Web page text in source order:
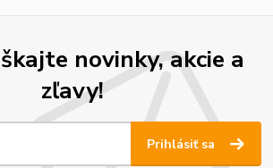
novinky, akcie a
zľavy!
Prihlásiť sa